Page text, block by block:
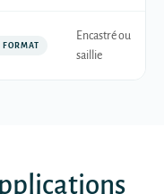
Encastré ou
saillie